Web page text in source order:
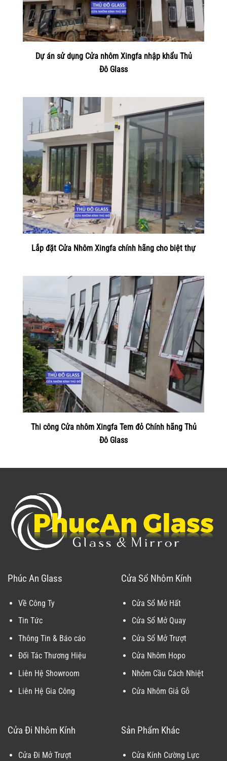
Dự án sử dụng Cửa nhôm Xingfa nhập khẩu Thủ
Đô Glass
Lắp đặt Cửa Nhôm Xingfa chính hãng cho biệt thự
Thi công Cửa nhôm Xingfa Tem đỏ Chính hãng Thủ
Đô Glass
Phúc An Glass
Về Công Ty
Tin Tức
Thông Tin & Báo cáo
Đối Tác Thương Hiệu
Liên Hệ Showroom
Liên Hệ Gia Công
Cửa Sổ Nhôm Kính
Cửa Sổ Mở Hất
Cửa Sổ Mở Quay
Cửa Sổ Mở Trượt
Cửa Nhôm Hopo
Nhôm Cầu Cách Nhiệt
Cửa Nhôm Giả Gỗ
Cửa Đi Nhôm Kính
Cửa Đi Mở Trượt
Sản Phẩm Khác
Cửa Kính Cường Lực